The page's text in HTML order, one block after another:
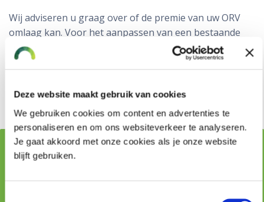
Deze website maakt gebruik van cookies
We gebruiken cookies om content en advertenties te
personaliseren en om ons websiteverkeer te analyseren.
Je gaat akkoord met onze cookies als je onze website
blijft gebruiken.
Wij adviseren u graag over of de premie van uw ORV
omlaag kan. Voor het aanpassen van een bestaande
ORV of het aanvragen van een nieuwe ORV hanteren
wij een tarief van € 355,63. Bel 0172 611 116 of stuur
komen met onze adviseurs.
Vraag stellen aan onze adviseurs